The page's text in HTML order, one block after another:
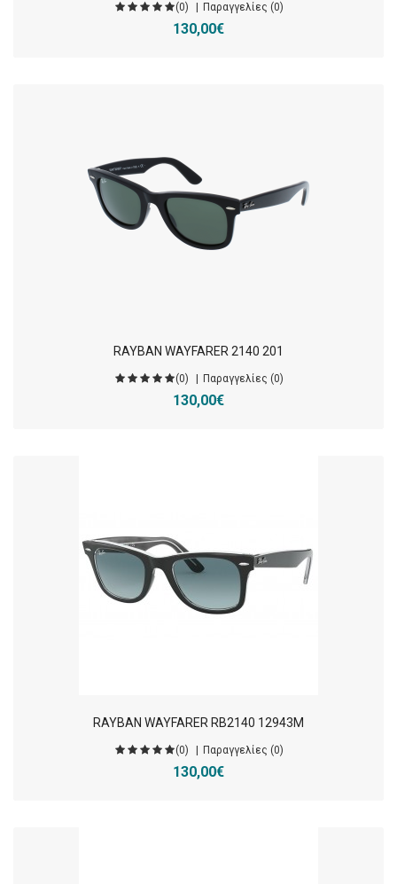
(0) Παραγγελίες (0)
130,00€
RAYBAN WAYFARER 2140 201
(0) Παραγγελίες (0)
130,00€
RAYBAN WAYFARER RB2140 12943M
(0) Παραγγελίες (0)
130,00€